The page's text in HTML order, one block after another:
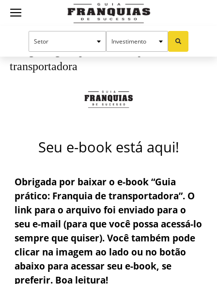
Guia
Franquias
obrigada-guia-pratico-franquias-
transportadora
Seu e-book está aqui!
Obrigada por baixar o e-book“Guia
prático: Franquia de transportadora”. O
link para o arquivo foi enviado para o
seu e-mail (para que você possa acessá-lo
sempre que quiser). Você também pode
clicar na imagem ao lado ou no botão
abaixo para acessar seu e-book, se
preferir. Boa leitura!